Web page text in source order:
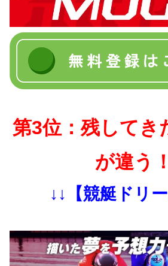
第3位：残してき
が違う！
↓↓【競艇ドリ